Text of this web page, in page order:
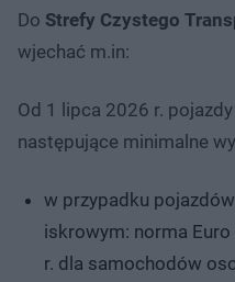
Do Strefy Czystego
wjechać m.in:
Od 1 lipca 2026 r.
następujące minimalne
w przypadku
iskrowym: norma
r. dla samochodów